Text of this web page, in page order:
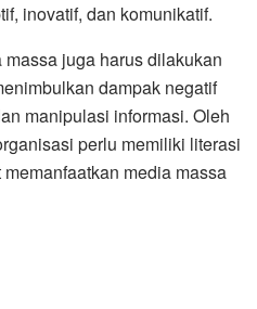
inovatif, dan komunikatif.
juga harus dilakukan
dampak negatif
manipulasi informasi. Oleh
perlu memiliki literasi
media massa